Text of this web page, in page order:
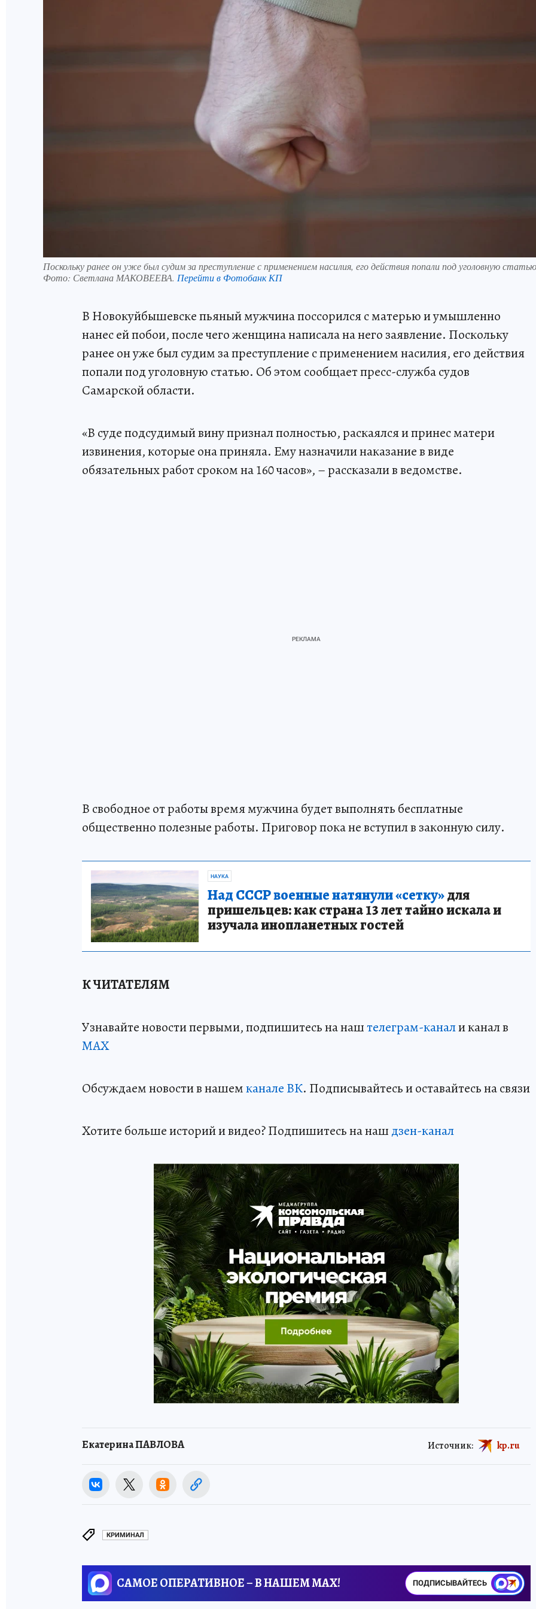
Поскольку ранее он уже был судим за преступление с применением насилия, его действия попали под уголовную
Фото: Светлана МАКОВЕЕВА. Перейти в Фотобанк КП
В Новокуйбышевске пьяный мужчина поссорился с матерью и умышленно
нанес ей побои, после чего женщина написала на него заявление. Поскольку
ранее он уже был судим за преступление с применением насилия, его действия
попали под уголовную статью. Об этом сообщает пресс-служба судов
Самарской области.
«В суде подсудимый вину признал полностью, раскаялся и принес матери
извинения, которые она приняла. Ему назначили наказание в виде
обязательных работ сроком на 160 часов», – рассказали в ведомстве.
В свободное от работы время мужчина будет выполнять бесплатные
общественно полезные работы. Приговор пока не вступил в законную силу.
НАУКА
Над СССР военные натянули «сетку»для
пришельцев: как страна 13 лет тайно искала и
изучала инопланетных гостей
К ЧИТАТЕЛЯМ
Узнавайте новости первыми, подпишитесь на наштелеграм-канали канал в
МАХ
Обсуждаем новости в нашемканале ВК. Подписывайтесь и оставайтесь на связи
Хотите больше историй и видео? Подпишитесь на наш дзен-канал
Екатерина ПАВЛОВА Источник: kp.ru
КРИМИНАЛ
САМОЕ ОПЕРАТИВНОЕ – В НАШЕМ MAX! ПОДПИСЫВАЙТЕСЬ